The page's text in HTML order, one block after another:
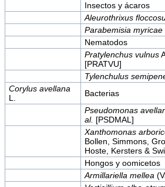
Insectos y ácaros
Aleurothrixus
Parabemisia myricae
Nematodos
Pratylenchus vulnus
[PRATVU]
Tylenchulus
Corylus avellana
L.
Bacterias
Pseudomonas
al. [PSDMAL]
Xanthomonas
Bollen, Simmons,
Hoste, Kersters &
Hongos y oomicetos
Armillariella mellea